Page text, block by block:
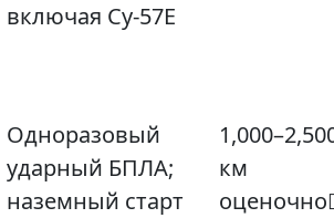
включая Су‑57E
Одноразовый
ударный БПЛА;
наземный старт
км